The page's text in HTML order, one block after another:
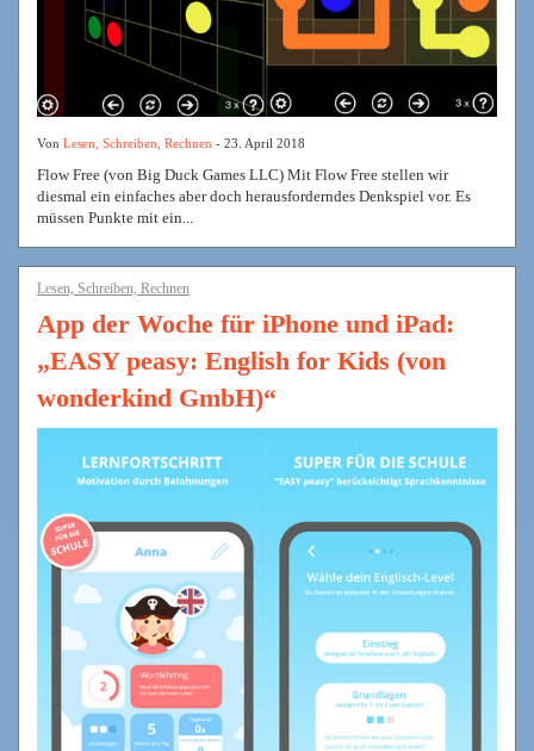
Von Lesen, Schreiben, Rechnen - 23. April 2018
Flow Free (von Big Duck Games LLC) Mit Flow Free stellen wir
diesmal ein einfaches aber doch herausforderndes Denkspiel vor. Es
müssen Punkte mit ein...
Lesen, Schreiben, Rechnen
App der Woche für iPhone und iPad:
„EASY peasy: English for Kids (von
wonderkind GmbH)“